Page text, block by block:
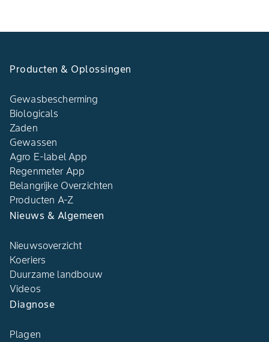
Producten & Oplossingen
Gewasbescherming
Biologicals
Zaden
Gewassen
Agro E-label App
Regenmeter App
Belangrijke Overzichten
Producten A-Z
Nieuws & Algemeen
Nieuwsoverzicht
Koeriers
Duurzame landbouw
Videos
Diagnose
Plagen